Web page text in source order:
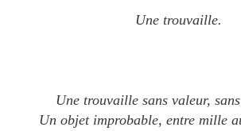
Une trouvaille.
Une trouvaille sans valeur,
Un objet improbable, entre mille